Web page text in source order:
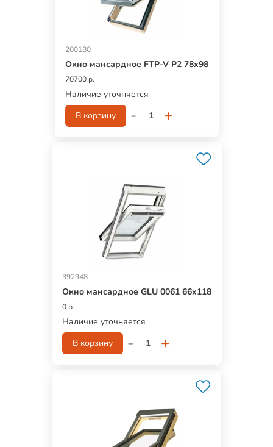
200180
Окно мансардное FTP-V P2 78х98
70700 р.
Наличие уточняется
В корзину
- +
392948
Окно мансардное GLU 0061 66x118
0 р.
Наличие уточняется
В корзину
- +